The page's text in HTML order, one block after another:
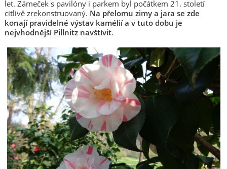
let. Zámeček s pavilóny i parkem byl počátkem 21. století
citlivě zrekonstruovaný. Na přelomu zimy a jara se zde
konají pravidelné výstav kamélií a v tuto dobu je
nejvhodnější Pillnitz navštívit.